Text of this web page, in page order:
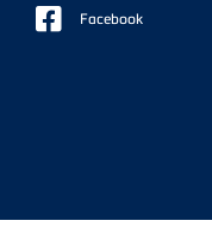
Facebook